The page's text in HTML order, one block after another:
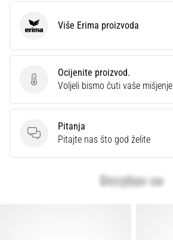
Ocijenite proizvod.
Ocijenite proizvod.
Voljeli bismo čuti vaše mišjenje
Pitanja
Pitanja
Pitajte nas što god želite
Erima Više Erima proizvoda